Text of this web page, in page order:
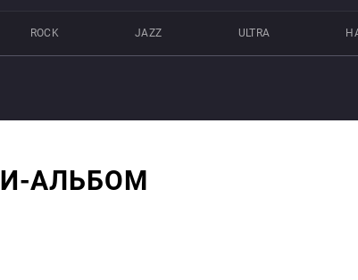
ROCK JAZZ ULTRA
АЛЬБОМ